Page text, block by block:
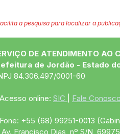
a pesquisa para localizar a
DE ATENDIMENTO AO
de Jordão - Estado
84.306.497/0001-60
online: SIC Fale Conosco
+55 (68) 99251-0013
Av. Francisco Dias, nº S/N,